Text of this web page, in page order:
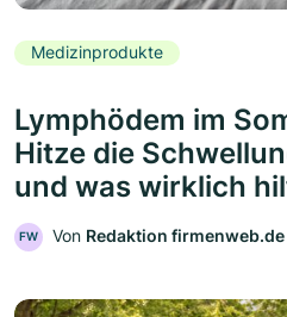
Medizinprodukte
Lymphödem im
Hitze die
und was wirklich
FW Von Redaktion firmenweb.de